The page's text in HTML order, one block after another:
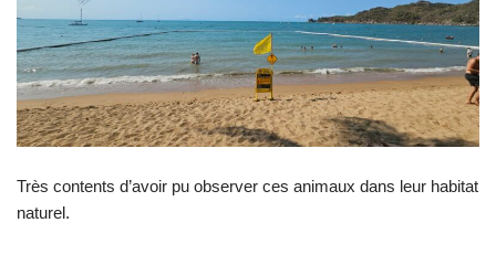
Très contents d’avoir pu observer ces animaux dans leur habitat
naturel.